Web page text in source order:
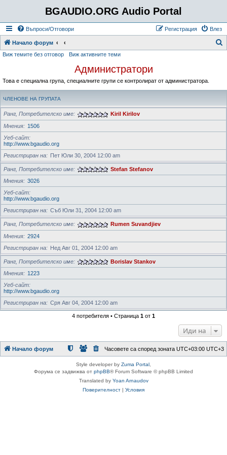
BGAUDIO.ORG Audio Portal
Въпроси/Отговори Влез
Регистрация
Начало форум
е
Виж темите без отговор Виж активните теми
Администратори
Това е специална група, специалните групи се контролират от администратора.
ЧЛЕНОВЕ НА ГРУПАТА
Ранг, Потребителско име
Kiril Kirilov
Мнения
1506
Уеб-сайт
http://www.bgaudio.org
Регистриран на
Пет Юли 30, 2004 12:00 am
Ранг, Потребителско име
Stefan Stefanov
Мнения
3026
Уеб-сайт
http://www.bgaudio.org
Регистриран на
Съб Юли 31, 2004 12:00 am
Ранг, Потребителско име
Rumen Suvandjiev
Мнения
2924
Регистриран на
Нед Авг 01, 2004 12:00 am
Ранг, Потребителско име
Borislav Stankov
Мнения
1223
Уеб-сайт
http://www.bgaudio.org
Регистриран на
Сря Авг 04, 2004 12:00 am
4 потребителя • Страница 1 от 1
Иди на
Начало форум Часовете са според зоната UTC+03:00 UTC+3
Style developer by Zuma Portal ,
Форума се задвижва от phpBB® Forum Software © phpBB Limited
Translated by Yoan Arnaudov
Поверителност
Условия